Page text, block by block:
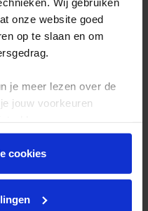
onze website goed
op te slaan en om
je meer lezen over de
jouw voorkeuren
s’ te klikken, ga je
cookies zoals
cookies